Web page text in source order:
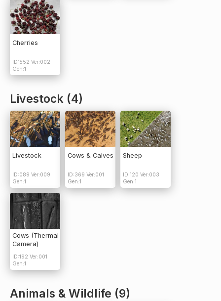
Cherries
ID:552 Ver:002
Gen:1
Livestock (4)
Livestock
ID:089 Ver:009
Gen:1
Cows & Calves
ID:369 Ver:001
Gen:1
Sheep
ID:120 Ver:003
Gen:1
Cows (Thermal
Camera)
ID:192 Ver:001
Gen:1
Animals & Wildlife (9)